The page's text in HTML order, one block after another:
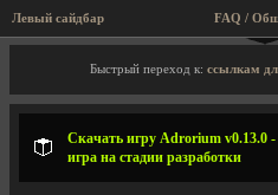
Левый сайдбар FAQ /
Описание игры,
Быстрый переход к: ссылкам
Скачать игру Adrorium v0.13.0 -
игра на стадии разработки